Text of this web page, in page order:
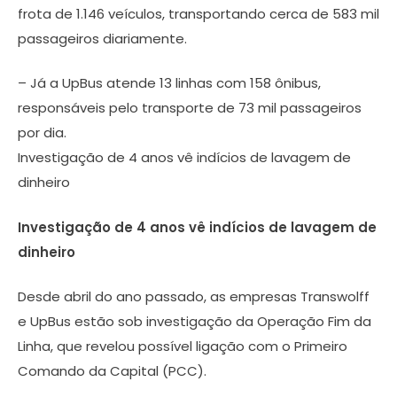
frota de 1.146 veículos, transportando cerca de 583 mil
passageiros diariamente.
– Já a UpBus atende 13 linhas com 158 ônibus,
responsáveis pelo transporte de 73 mil passageiros
por dia.
Investigação de 4 anos vê indícios de lavagem de
dinheiro
Investigação de 4 anos vê indícios de lavagem de
dinheiro
Desde abril do ano passado, as empresas Transwolff
e UpBus estão sob investigação da Operação Fim da
Linha, que revelou possível ligação com o Primeiro
Comando da Capital (PCC).